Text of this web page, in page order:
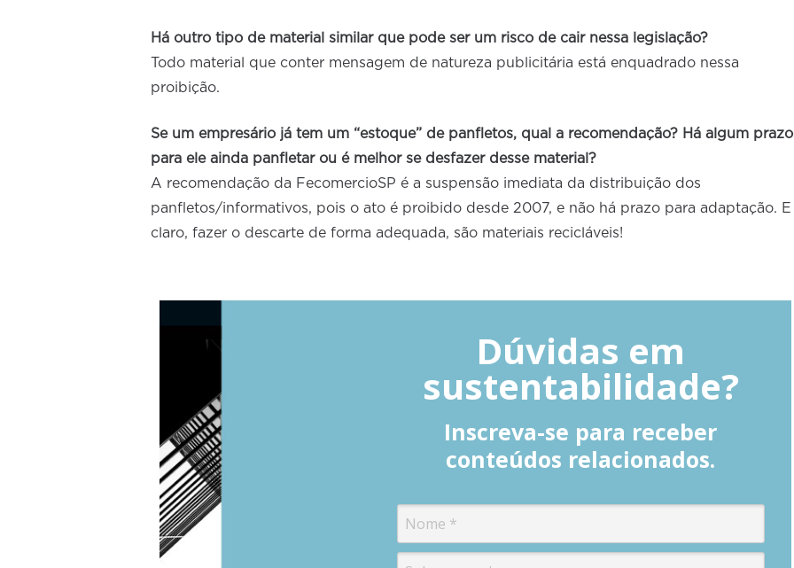
Há outro tipo de material similar que pode ser um risco de cair nessa legislação?
Todo material que conter mensagem de natureza publicitária está enquadrado nessa
proibição.
Se um empresário já tem um “estoque” de panfletos, qual a recomendação? Há algum prazo
para ele ainda panfletar ou é melhor se desfazer desse material?
A recomendação da FecomercioSP é a suspensão imediata da distribuição dos
panfletos/informativos, pois o ato é proibido desde 2007, e não há prazo para adaptação. E
claro, fazer o descarte de forma adequada, são materiais recicláveis!
Dúvidas em
sustentabilidade?
Inscreva-se para receber
conteúdos relacionados.